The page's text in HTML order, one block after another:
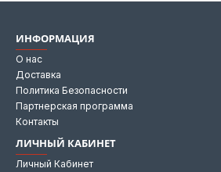
ИНФОРМАЦИЯ
О нас
Доставка
Политика Безопасности
Партнерская программа
Контакты
ЛИЧНЫЙ КАБИНЕТ
Личный Кабинет